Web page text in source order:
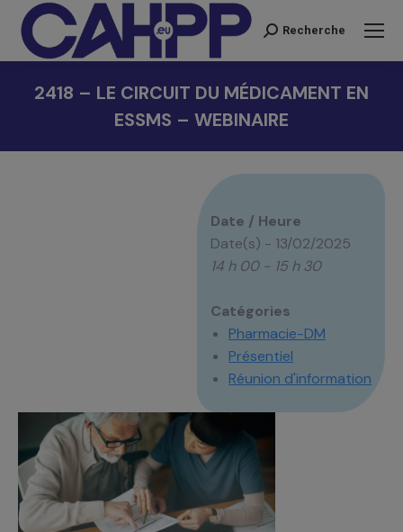
Recherche
Recherche
2418 – LE CIRCUIT DU MÉDICAMENT EN
ESSMS – WEBINAIRE
Date / Heure
Date(s) - 13/02/2025
14 h 00 - 15 h 30
Catégories
Pharmacie-DM
Présentiel
Réunion d'information